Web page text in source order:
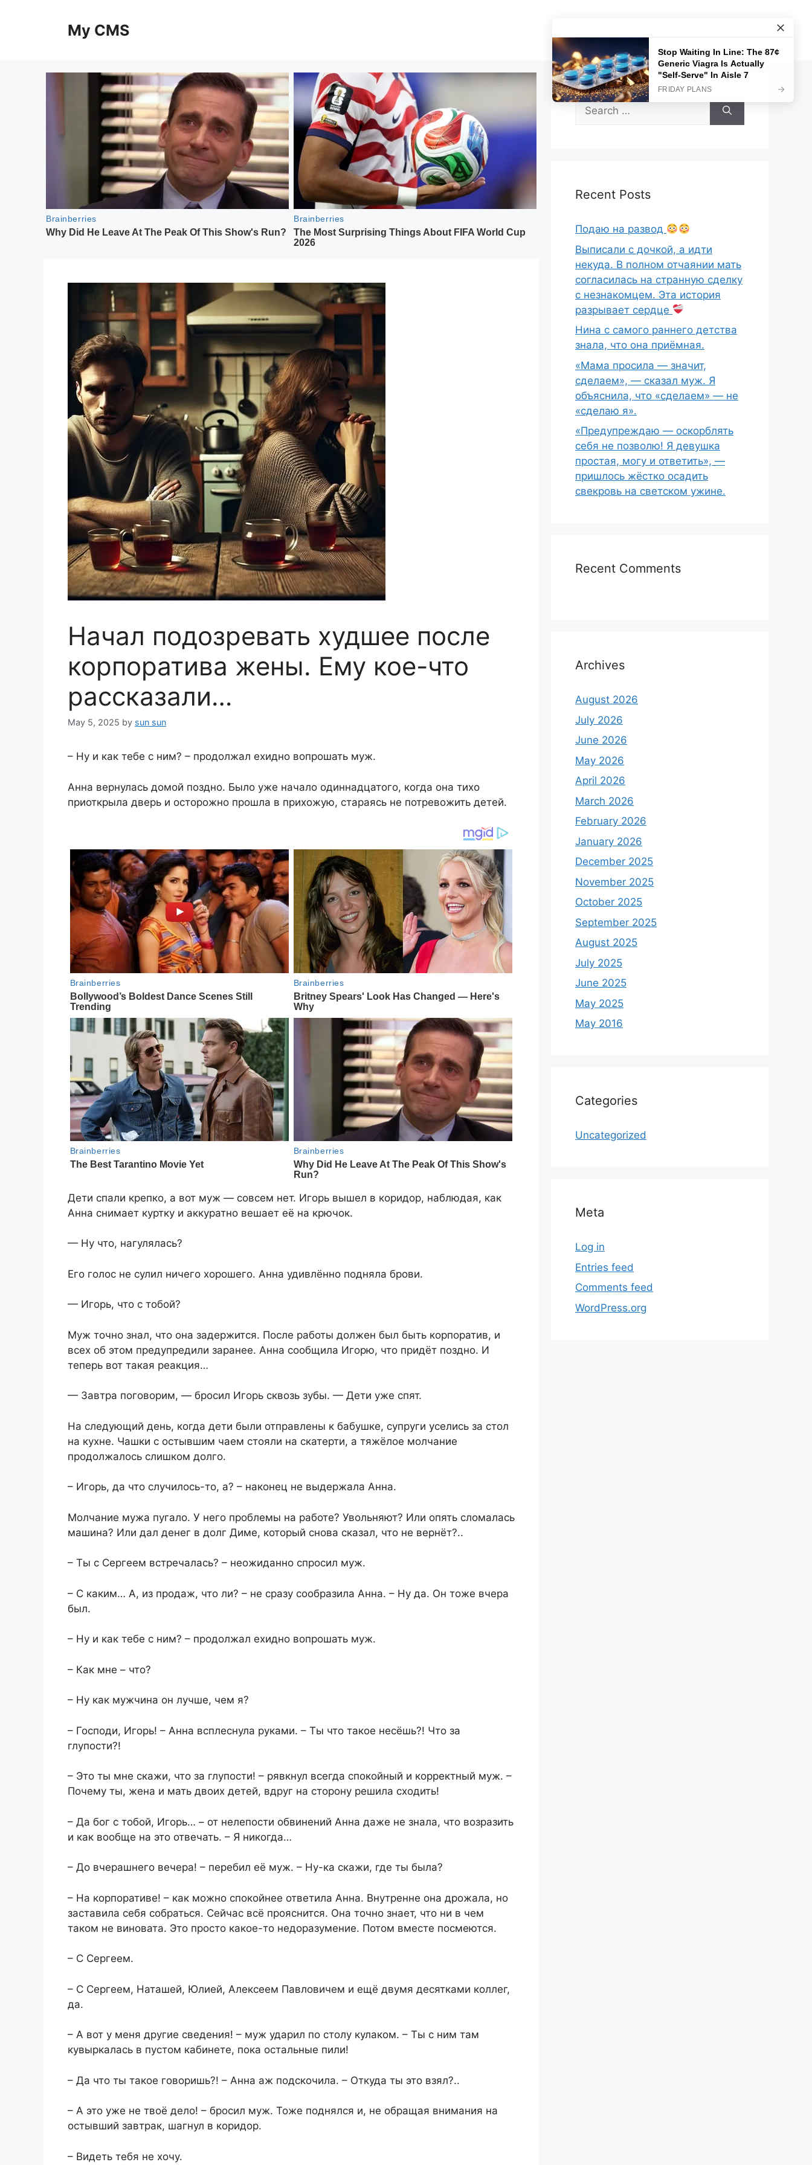
My CMS
Начал подозревать худшее после
корпоратива жены. Ему кое-что
рассказали…
May 5, 2025 by sun sun
– Ну и как тебе с ним? – продолжал ехидно вопрошать муж.
Анна вернулась домой поздно. Было уже начало одиннадцатого, когда она тихо
приоткрыла дверь и осторожно прошла в прихожую, стараясь не потревожить детей.
Дети спали крепко, а вот муж — совсем нет. Игорь вышел в коридор, наблюдая, как
Анна снимает куртку и аккуратно вешает её на крючок.
— Ну что, нагулялась?
Его голос не сулил ничего хорошего. Анна удивлённо подняла брови.
— Игорь, что с тобой?
Муж точно знал, что она задержится. После работы должен был быть корпоратив, и
всех об этом предупредили заранее. Анна сообщила Игорю, что придёт поздно. И
теперь вот такая реакция…
— Завтра поговорим, — бросил Игорь сквозь зубы. — Дети уже спят.
На следующий день, когда дети были отправлены к бабушке, супруги уселись за стол
на кухне. Чашки с остывшим чаем стояли на скатерти, а тяжёлое молчание
продолжалось слишком долго.
– Игорь, да что случилось-то, а? – наконец не выдержала Анна.
Молчание мужа пугало. У него проблемы на работе? Увольняют? Или опять сломалась
машина? Или дал денег в долг Диме, который снова сказал, что не вернёт?..
– Ты с Сергеем встречалась? – неожиданно спросил муж.
– С каким… А, из продаж, что ли? – не сразу сообразила Анна. – Ну да. Он тоже вчера
был.
– Ну и как тебе с ним? – продолжал ехидно вопрошать муж.
– Как мне – что?
– Ну как мужчина он лучше, чем я?
– Господи, Игорь! – Анна всплеснула руками. – Ты что такое несёшь?! Что за
глупости?!
– Это ты мне скажи, что за глупости! – рявкнул всегда спокойный и корректный муж. –
Почему ты, жена и мать двоих детей, вдруг на сторону решила сходить!
– Да бог с тобой, Игорь… – от нелепости обвинений Анна даже не знала, что возразить
и как вообще на это отвечать. – Я никогда…
– До вчерашнего вечера! – перебил её муж. – Ну-ка скажи, где ты была?
– На корпоративе! – как можно спокойнее ответила Анна. Внутренне она дрожала, но
заставила себя собраться. Сейчас всё прояснится. Она точно знает, что ни в чем
таком не виновата. Это просто какое-то недоразумение. Потом вместе посмеются.
– С Сергеем.
– С Сергеем, Наташей, Юлией, Алексеем Павловичем и ещё двумя десятками коллег,
да.
– А вот у меня другие сведения! – муж ударил по столу кулаком. – Ты с ним там
кувыркалась в пустом кабинете, пока остальные пили!
– Да что ты такое говоришь?! – Анна аж подскочила. – Откуда ты это взял?..
– А это уже не твоё дело! – бросил муж. Тоже поднялся и, не обращая внимания на
остывший завтрак, шагнул в коридор.
– Видеть тебя не хочу.
Search
for:
Recent Posts
Подаю на развод
Выписали с дочкой, а идти
некуда. В полном отчаянии мать
согласилась на странную сделку
с незнакомцем. Эта история
разрывает сердце
Нина с самого раннего детства
знала, что она приёмная.
«Мама просила — значит,
сделаем», — сказал муж. Я
объяснила, что «сделаем» — не
«сделаю я».
«Предупреждаю — оскорблять
себя не позволю! Я девушка
простая, могу и ответить», —
пришлось жёстко осадить
свекровь на светском ужине.
Recent Comments
Archives
August 2026
July 2026
June 2026
May 2026
April 2026
March 2026
February 2026
January 2026
December 2025
November 2025
October 2025
September 2025
August 2025
July 2025
June 2025
May 2025
May 2016
Categories
Uncategorized
Meta
Log in
Entries feed
Comments feed
WordPress.org